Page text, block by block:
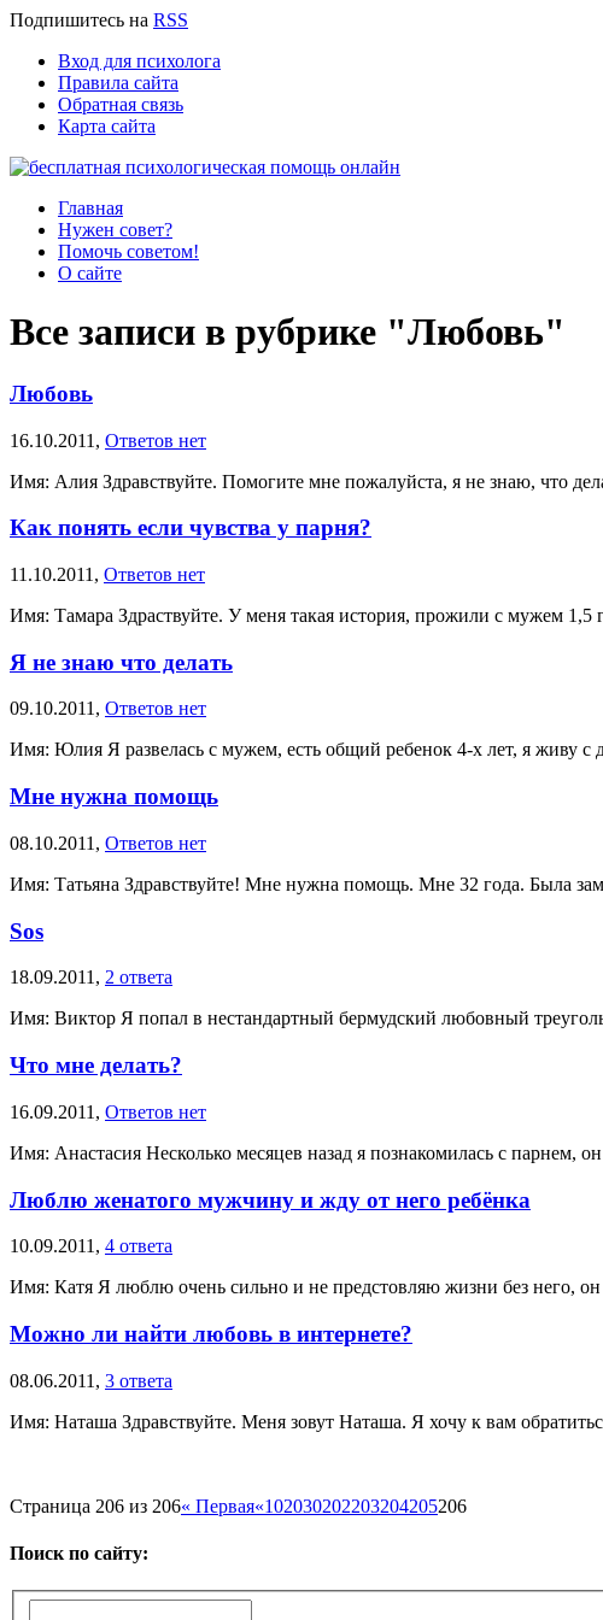
Подпишитесь на RSS
Вход для психолога
Правила сайта
Обратная связь
Карта сайта
Главная
Нужен совет?
Помочь советом!
О сайте
Все записи в рубрике "Любовь"
Любовь
16.10.2011, Ответов нет
Имя: Алия Здравствуйте. Помогите мне пожалуйста, я не знаю, что
Как понять если чувства у парня?
11.10.2011, Ответов нет
Имя: Тамара Здраствуйте. У меня такая история, прожили с мужем
Я не знаю что делать
09.10.2011, Ответов нет
Имя: Юлия Я развелась с мужем, есть общий ребенок 4-х лет, я живу
Мне нужна помощь
08.10.2011, Ответов нет
Имя: Татьяна Здравствуйте! Мне нужна помощь. Мне 32 года. Была
Sos
18.09.2011, 2 ответа
Имя: Виктор Я попал в нестандартный бермудский любовный
Что мне делать?
16.09.2011, Ответов нет
Имя: Анастасия Несколько месяцев назад я познакомилась с парнем,
Люблю женатого мужчину и жду от него ребёнка
10.09.2011, 4 ответа
Имя: Катя Я люблю очень сильно и не предстовляю жизни без него,
Можно ли найти любовь в интернете?
08.06.2011, 3 ответа
Имя: Наташа Здравствуйте. Меня зовут Наташа. Я хочу к вам
Страница 206 из 206« Первая«102030202203204205206
Поиск по сайту: